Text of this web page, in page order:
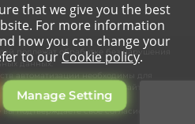
подлежат обработке без нарушения
данных.
автоматизации необходимы для
и функционирования сайта
подтверждаете свое согласие на
that we give you the best
For more information
how you can change your
to our Cookie policy.
Manage Setting